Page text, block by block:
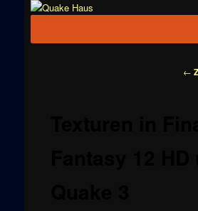
News zu
←